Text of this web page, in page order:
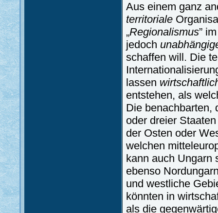
Aus einem ganz
territoriale
„Regionalismus”
jedoch
schaffen will. Die
lassen
entstehen, als
Die benachbarten,
oder dreier
der Osten oder
welchen
kann auch Ungarn
ebenso
und westliche
könnten in
als die